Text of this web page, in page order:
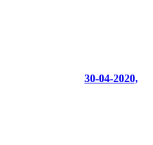
30-04-2020,